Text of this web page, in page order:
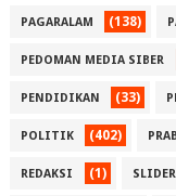
PAGARALAM (138)
PEDOMAN MEDIA SIBER
PENDIDIKAN (33)
POLITIK (402)
REDAKSI (1) SLIDER